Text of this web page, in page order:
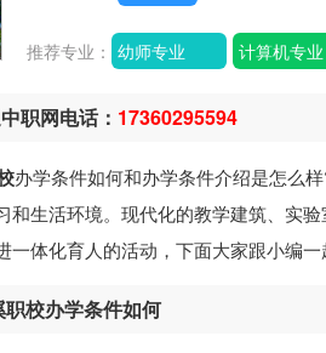
推荐专业： 幼师专业 计算机专业
职网电话： 17360295594
办学条件如何和办学条件介绍是怎么
和生活环境。现代化的教学建筑、实
一体化育人的活动，下面大家跟小编一
校办学条件如何